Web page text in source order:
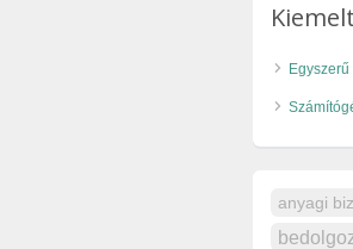
anyagi